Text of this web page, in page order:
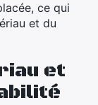
ce qui
et du
et